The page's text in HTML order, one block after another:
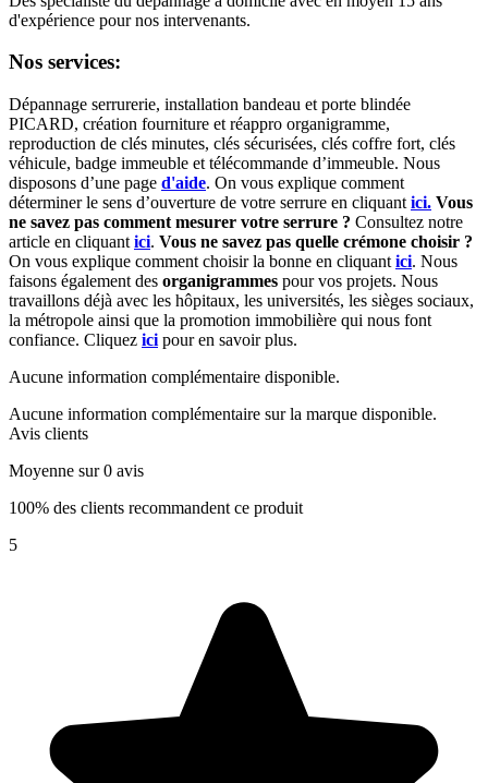
d'expérience pour nos intervenants.
Nos services:
Dépannage serrurerie, installation bandeau et porte blindée
PICARD, création fourniture et réappro organigramme,
reproduction de clés minutes, clés sécurisées, clés coffre fort, clés
véhicule, badge immeuble et télécommande d’immeuble. Nous
disposons d’une page d'aide. On vous explique comment
déterminer le sens d’ouverture de votre serrure en cliquant ici. Vous
ne savez pas comment mesurer votre serrure ? Consultez notre
article en cliquant ici. Vous ne savez pas quelle crémone choisir ?
On vous explique comment choisir la bonne en cliquant ici. Nous
faisons également des organigrammes pour vos projets. Nous
travaillons déjà avec les hôpitaux, les universités, les sièges sociaux,
la métropole ainsi que la promotion immobilière qui nous font
confiance. Cliquez ici pour en savoir plus.
Aucune information complémentaire disponible.
Aucune information complémentaire sur la marque disponible.
Avis clients
Moyenne sur 0 avis
100% des clients recommandent ce produit
5